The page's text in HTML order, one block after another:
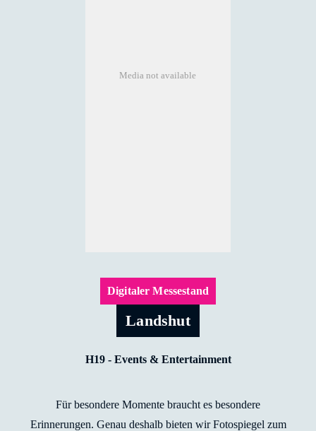
Digitaler Messestand
Landshut
H19 - Events & Entertainment
Für besondere Momente braucht es besondere
Erinnerungen. Genau deshalb bieten wir Fotospiegel zum
Media not available